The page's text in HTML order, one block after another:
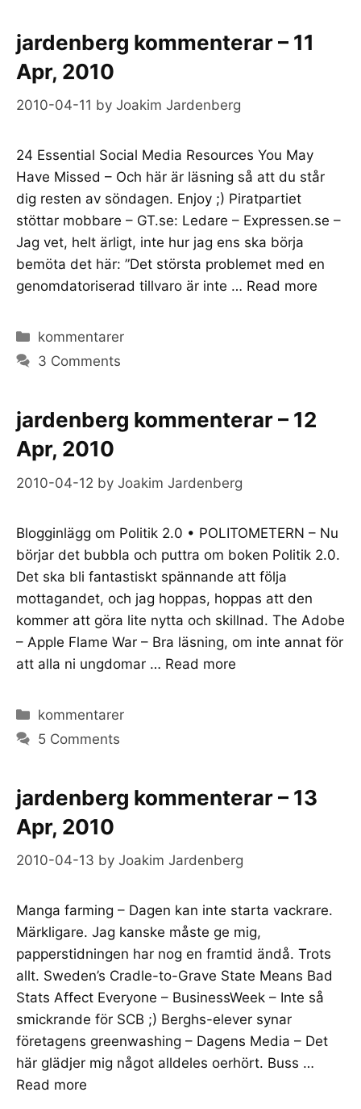
jardenberg kommenterar – 11
Apr, 2010
2010-04-11 by Joakim Jardenberg
24 Essential Social Media Resources You May
Have Missed – Och här är läsning så att du står
dig resten av söndagen. Enjoy ;) Piratpartiet
stöttar mobbare – GT.se: Ledare – Expressen.se –
Jag vet, helt ärligt, inte hur jag ens ska börja
bemöta det här: ”Det största problemet med en
genomdatoriserad tillvaro är inte … Read more
Categories
kommentarer
3 Comments
jardenberg kommenterar – 12
Apr, 2010
2010-04-12 by Joakim Jardenberg
Blogginlägg om Politik 2.0 • POLITOMETERN – Nu
börjar det bubbla och puttra om boken Politik 2.0.
Det ska bli fantastiskt spännande att följa
mottagandet, och jag hoppas, hoppas att den
kommer att göra lite nytta och skillnad. The Adobe
– Apple Flame War – Bra läsning, om inte annat för
att alla ni ungdomar … Read more
Categories
kommentarer
5 Comments
jardenberg kommenterar – 13
Apr, 2010
2010-04-13 by Joakim Jardenberg
Manga farming – Dagen kan inte starta vackrare.
Märkligare. Jag kanske måste ge mig,
papperstidningen har nog en framtid ändå. Trots
allt. Sweden’s Cradle-to-Grave State Means Bad
Stats Affect Everyone – BusinessWeek – Inte så
smickrande för SCB ;) Berghs-elever synar
företagens greenwashing – Dagens Media – Det
här glädjer mig något alldeles oerhört. Buss …
Read more